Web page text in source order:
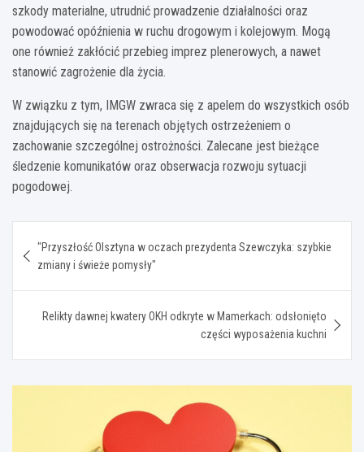
szkody materialne, utrudnić prowadzenie działalności oraz
powodować opóźnienia w ruchu drogowym i kolejowym. Mogą
one również zakłócić przebieg imprez plenerowych, a nawet
stanowić zagrożenie dla życia.
W związku z tym, IMGW zwraca się z apelem do wszystkich osób
znajdujących się na terenach objętych ostrzeżeniem o
zachowanie szczególnej ostrożności. Zalecane jest bieżące
śledzenie komunikatów oraz obserwacja rozwoju sytuacji
pogodowej.
wpisu
"Przyszłość Olsztyna w oczach prezydenta Szewczyka: szybkie
zmiany i świeże pomysły"
Relikty dawnej kwatery OKH odkryte w Mamerkach: odsłonięto
części wyposażenia kuchni